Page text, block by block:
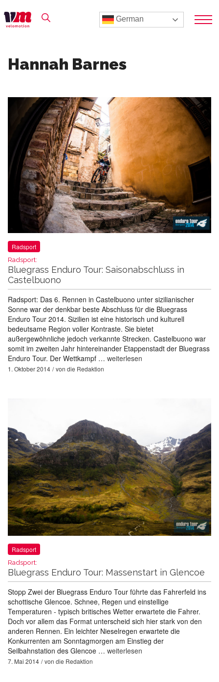
German
Hannah Barnes
Radsport
Radsport:
Bluegrass Enduro Tour: Saisonabschluss in
Castelbuono
Radsport: Das 6. Rennen in Castelbuono unter sizilianischer
Sonne war der denkbar beste Abschluss für die Bluegrass
Enduro Tour 2014. Sizilien ist eine historisch und kulturell
bedeutsame Region voller Kontraste. Sie bietet
außergewöhnliche jedoch verkannte Strecken. Castelbuono war
somit im zweiten Jahr hintereinander Etappenstadt der Bluegrass
Enduro Tour. Der Wettkampf … weiterlesen
1. Oktober 2014 von die Redaktion
Radsport
Radsport:
Bluegrass Enduro Tour: Massenstart in Glencoe
Stopp Zwei der Bluegrass Enduro Tour führte das Fahrerfeld ins
schottische Glencoe. Schnee, Regen und einstellige
Temperaturen - typisch britisches Wetter erwartete die Fahrer.
Doch vor allem das Format unterscheid sich hier stark von den
anderen Rennen. Ein leichter Nieselregen erwartete die
Konkurrenten am Sonntagmorgen am Einstieg der
Seilbahnstation des Glencoe … weiterlesen
7. Mai 2014 von die Redaktion